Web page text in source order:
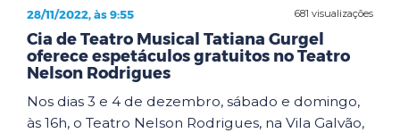
681 visualizações
28/11/2022, às 9:55
Cia de Teatro Musical Tatiana Gurgel
oferece espetáculos gratuitos no Teatro
Nelson Rodrigues
Nos dias 3 e 4 de dezembro, sábado e domingo,
às 16h, o Teatro Nelson Rodrigues, na Vila Galvão,